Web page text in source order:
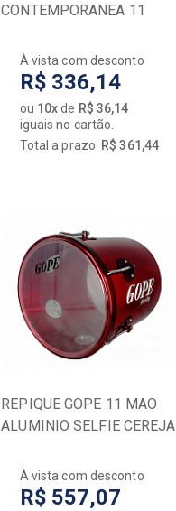
CONTEMPORANEA 11
PRETO PELE LEITOSA
À vista com desconto
R$ 336,14
ou 10xde R$ 36,14
iguais no cartão.
Total a prazo: R$ 361,44
REPIQUE GOPE 11 MAO
ALUMINIO SELFIE CEREJA
À vista com desconto
R$ 557,07